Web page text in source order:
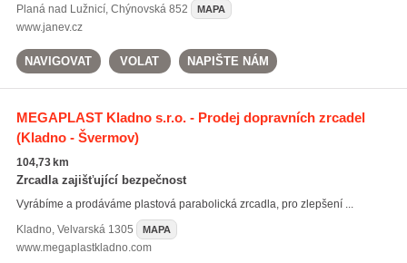
Planá nad Lužnicí, Chýnovská 852 MAPA
www.janev.cz
NAVIGOVAT VOLAT NAPIŠTE NÁM
MEGAPLAST Kladno s.r.o. - Prodej dopravních zrcadel
(Kladno - Švermov)
104,73 km
Zrcadla zajišťující bezpečnost
Vyrábíme a prodáváme plastová parabolická zrcadla, pro zlepšení ...
Kladno, Velvarská 1305 MAPA
www.megaplastkladno.com